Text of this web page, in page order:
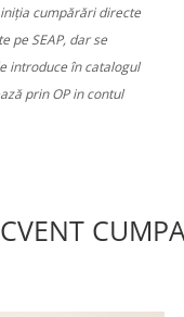
cumpărări directe
pe SEAP, dar se
introduce în catalogul
prin OP in contul